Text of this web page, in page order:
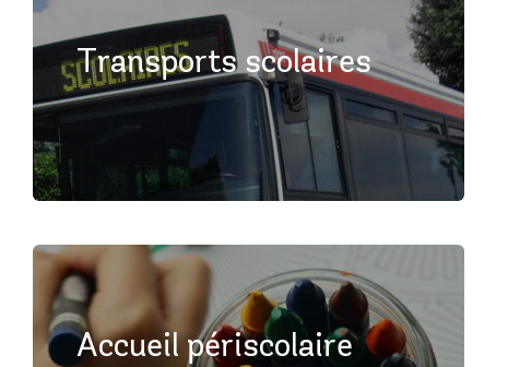
Transports scolaires
Accueil périscolaire